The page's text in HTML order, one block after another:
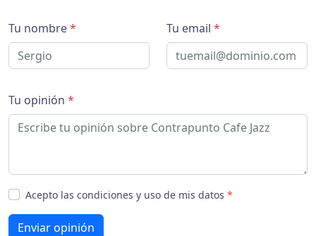
Tu nombre* Tu email *
Tu opinión *
Acepto las condiciones y uso de mis datos *
Enviar opinión